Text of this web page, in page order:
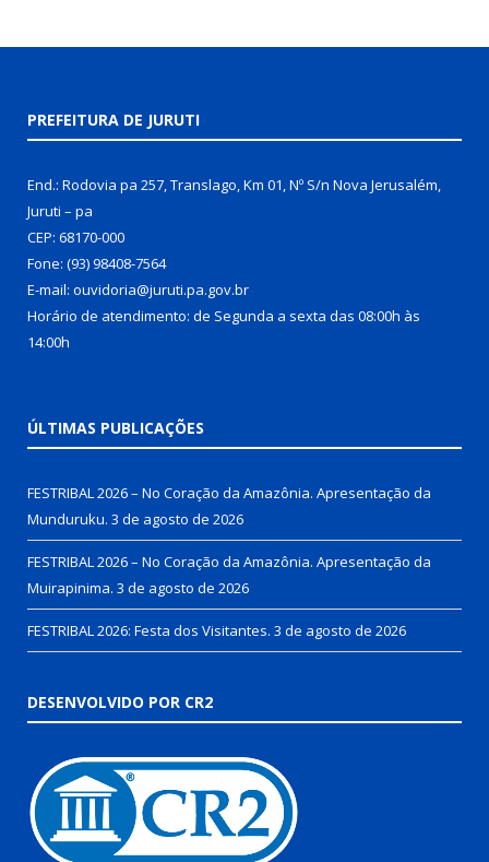
PREFEITURA DE JURUTI
End.: Rodovia pa 257, Translago, Km 01, Nº S/n Nova Jerusalém,
Juruti – pa
CEP: 68170-000
Fone: (93) 98408-7564
E-mail: ouvidoria@juruti.pa.gov.br
Horário de atendimento: de Segunda a sexta das 08:00h às
14:00h
ÚLTIMAS PUBLICAÇÕES
FESTRIBAL 2026 – No Coração da Amazônia. Apresentação da
Munduruku. 3 de agosto de 2026
FESTRIBAL 2026 – No Coração da Amazônia. Apresentação da
Muirapinima. 3 de agosto de 2026
FESTRIBAL 2026: Festa dos Visitantes. 3 de agosto de 2026
DESENVOLVIDO POR CR2